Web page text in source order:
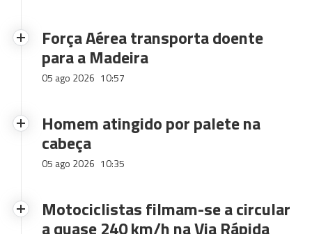
Força Aérea transporta doente
para a Madeira
05 ago 2026 10:57
Homem atingido por palete na
cabeça
05 ago 2026 10:35
Motociclistas filmam-se a circular
a quase 240 km/h na Via Rápida